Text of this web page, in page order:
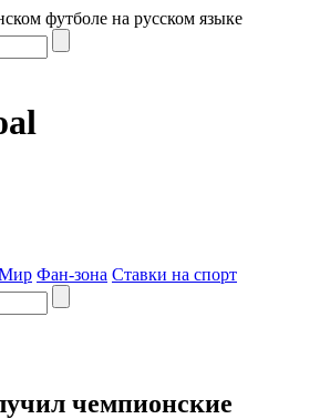
футболе на русском языке
Фан-зона Ставки на спорт
чемпионские